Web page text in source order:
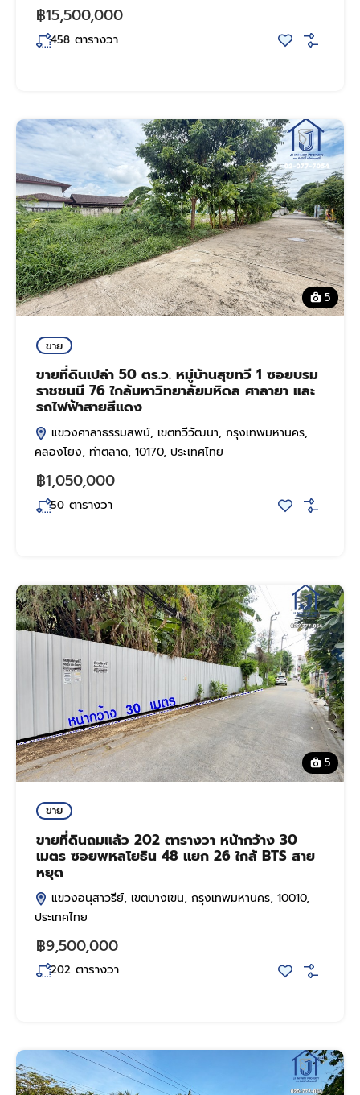
฿15,500,000
458 ตารางวา
5
ขาย
ขายที่ดินเปล่า 50 ตร.ว. หมู่บ้านสุขทวี 1 ซอยบรม
ราชชนนี 76 ใกล้มหาวิทยาลัยมหิดล ศาลายา และ
รถไฟฟ้าสายสีแดง
แขวงศาลาธรรมสพน์, เขตทวีวัฒนา, กรุงเทพมหานคร,
คลองโยง, ท่าตลาด, 10170, ประเทศไทย
฿1,050,000
50 ตารางวา
5
ขาย
ขายที่ดินถมแล้ว 202 ตารางวา หน้ากว้าง 30
เมตร ซอยพหลโยธิน 48 แยก 26 ใกล้ BTS สาย
หยุด
แขวงอนุสาวรีย์, เขตบางเขน, กรุงเทพมหานคร, 10010,
ประเทศไทย
฿9,500,000
202 ตารางวา